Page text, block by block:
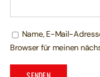
Name, E-Mail-
Browser für meinen